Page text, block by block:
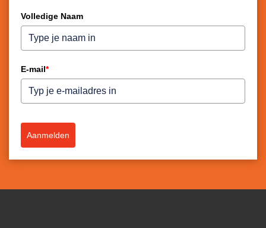
Volledige Naam
E-mail*
Aanmelden